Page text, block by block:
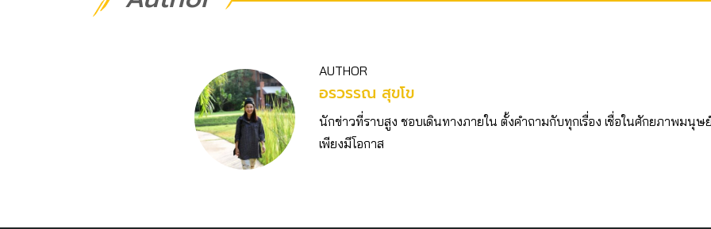
AUTHOR
อรวรรณ สุขโข
นักข่าวที่ราบสูง ชอบเดินทางภายใน ตั้งคำถามกับทุกเรื่อง เชื่อในศักยภาพมนุษ
เพียงมีโอกาส